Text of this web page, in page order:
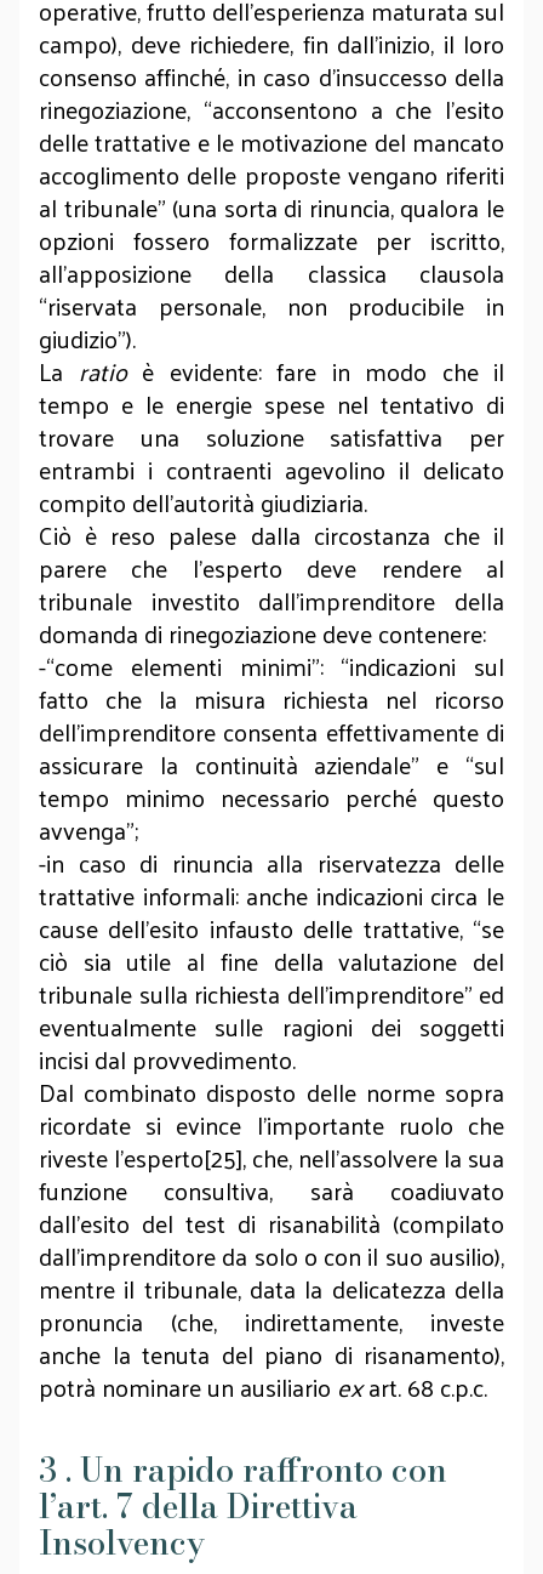
operative, frutto dell’esperienza maturata sul
campo), deve richiedere, fin dall’inizio, il loro
consenso affinché, in caso d’insuccesso della
rinegoziazione, “acconsentono a che l’esito
delle trattative e le motivazione del mancato
accoglimento delle proposte vengano riferiti
al tribunale” (una sorta di rinuncia, qualora le
opzioni fossero formalizzate per iscritto,
all’apposizione della classica clausola
“riservata personale, non producibile in
giudizio”).
La ratioè evidente: fare in modo che il
tempo e le energie spese nel tentativo di
trovare una soluzione satisfattiva per
entrambi i contraenti agevolino il delicato
compito dell’autorità giudiziaria.
Ciò è reso palese dalla circostanza che il
parere che l’esperto deve rendere al
tribunale investito dall’imprenditore della
domanda di rinegoziazione deve contenere:
-“come elementi minimi”: “indicazioni sul
fatto che la misura richiesta nel ricorso
dell’imprenditore consenta effettivamente di
assicurare la continuità aziendale” e “sul
tempo minimo necessario perché questo
avvenga”;
-in caso di rinuncia alla riservatezza delle
trattative informali: anche indicazioni circa le
cause dell’esito infausto delle trattative, “se
ciò sia utile al fine della valutazione del
tribunale sulla richiesta dell’imprenditore” ed
eventualmente sulle ragioni dei soggetti
incisi dal provvedimento.
Dal combinato disposto delle norme sopra
ricordate si evince l’importante ruolo che
riveste l’esperto[25], che, nell’assolvere la sua
funzione consultiva, sarà coadiuvato
dall’esito del test di risanabilità (compilato
dall’imprenditore da solo o con il suo ausilio),
mentre il tribunale, data la delicatezza della
pronuncia (che, indirettamente, investe
anche la tenuta del piano di risanamento),
potrà nominare un ausiliario exart. 68 c.p.c.
3 . Un rapido raffronto con
l’art. 7 della Direttiva
Insolvency